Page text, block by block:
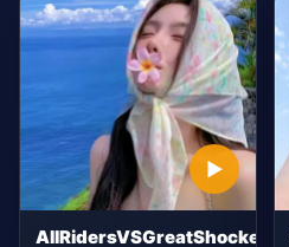
▶
AllRidersVSGreatShocker